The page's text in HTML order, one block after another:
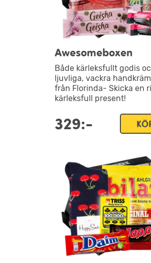
Awesomeboxen
Både kärleksfullt godis
ljuvliga, vackra
från Florinda- Skicka en
kärleksfull present!
329:-